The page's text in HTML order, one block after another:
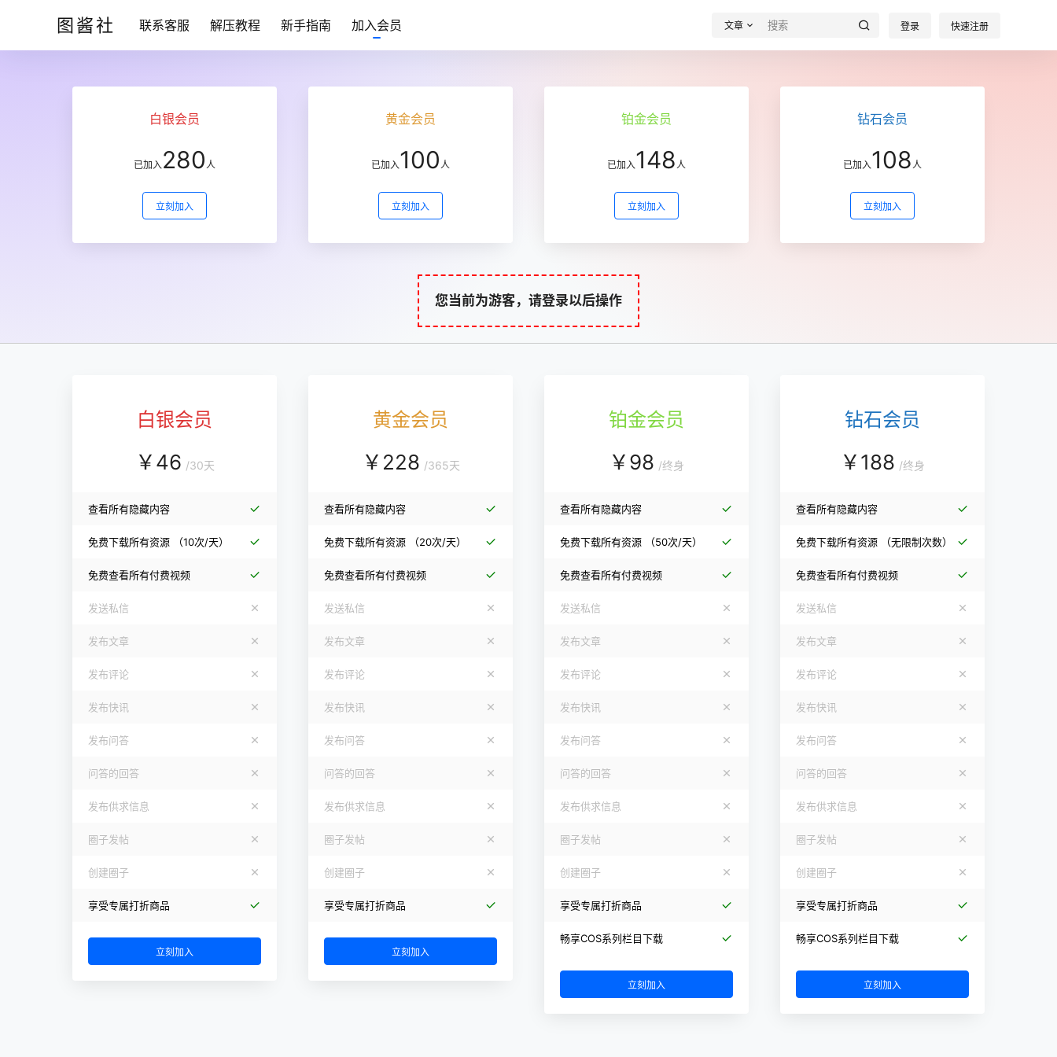
图酱社 联系客服 解压教程 新手指南 加入会员 文章 登录 快速注册
白银会员
已加入280人
立刻加入
黄金会员
已加入100人
立刻加入
铂金会员
已加入148人
立刻加入
钻石会员
已加入108人
立刻加入
您当前为游客，请登录以后操作
白银会员
￥46 /30天
查看所有隐藏内容
免费下载所有资源 （10次/天）
免费查看所有付费视频
发送私信
发布文章
发布评论
发布快讯
发布问答
问答的回答
发布供求信息
圈子发帖
创建圈子
享受专属打折商品
立刻加入
黄金会员
￥ 228 /365天
查看所有隐藏内容
免费下载所有资源 （20次/天）
免费查看所有付费视频
发送私信
发布文章
发布评论
发布快讯
发布问答
问答的回答
发布供求信息
圈子发帖
创建圈子
享受专属打折商品
立刻加入
铂金会员
￥98 /终身
查看所有隐藏内容
免费下载所有资源 （50次/天）
免费查看所有付费视频
发送私信
发布文章
发布评论
发布快讯
发布问答
问答的回答
发布供求信息
圈子发帖
创建圈子
享受专属打折商品
畅享COS系列栏目下载
立刻加入
钻石会员
￥188 /终身
查看所有隐藏内容
免费下载所有资源 （无限制次数）
免费查看所有付费视频
发送私信
发布文章
发布评论
发布快讯
发布问答
问答的回答
发布供求信息
圈子发帖
创建圈子
享受专属打折商品
畅享COS系列栏目下载
立刻加入